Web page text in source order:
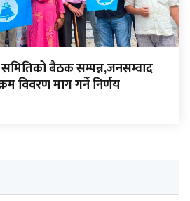
बैठक सम्पन्न,जनसम्वाद
विवरण माग गर्ने निर्णय